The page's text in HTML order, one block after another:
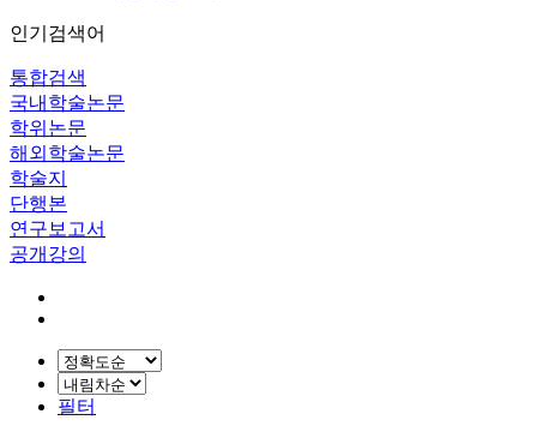
인기검색어
통합검색
국내학술논문
학위논문
해외학술논문
학술지
단행본
연구보고서
공개강의
필터